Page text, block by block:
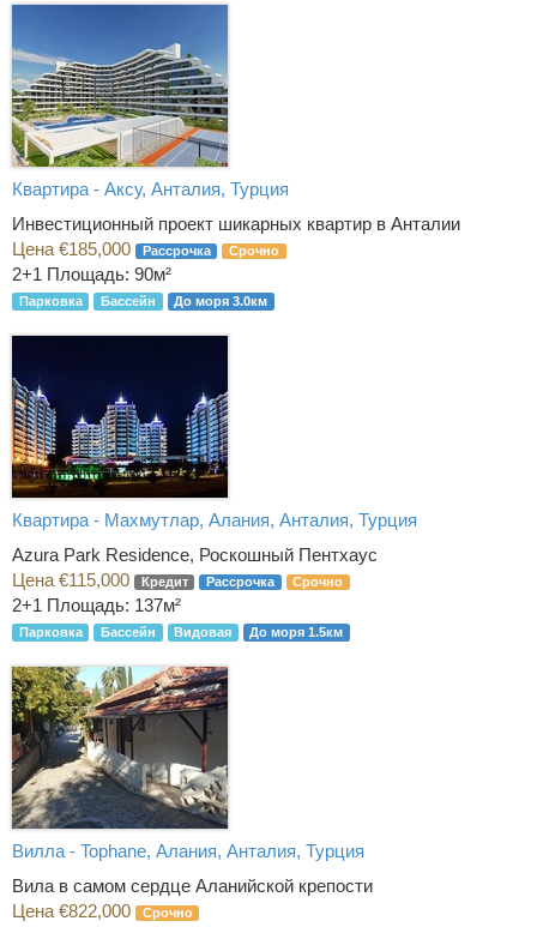
Квартира - Аксу, Анталия, Турция
Инвестиционный проект шикарных квартир в Анталии
Цена €185,000
Рассрочка Срочно
2+1 Площадь: 90м²
Парковка Бассейн До моря 3.0км
Квартира - Махмутлар, Алания, Анталия, Турция
Azura Park Residence, Роскошный Пентхаус
Цена €115,000
Кредит Рассрочка Срочно
2+1 Площадь: 137м²
Парковка Бассейн Видовая До моря 1.5км
Вилла - Tophane, Алания, Анталия, Турция
Вила в самом сердце Аланийской крепости
Цена €822,000
Срочно